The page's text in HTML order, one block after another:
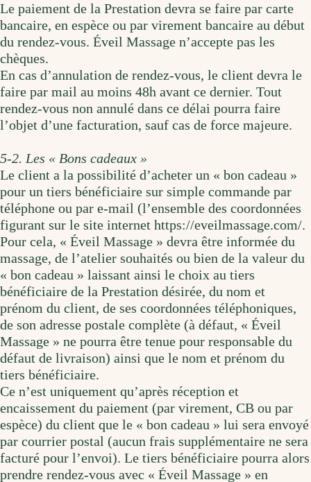
Le paiement de la Prestation devra se faire par carte
bancaire, en espèce ou par virement bancaire au début
du rendez-vous. Éveil Massage n’accepte pas les
chèques.
En cas d’annulation de rendez-vous, le client devra le
faire par mail au moins 48h avant ce dernier. Tout
rendez-vous non annulé dans ce délai pourra faire
l’objet d’une facturation, sauf cas de force majeure.
5-2. Les « Bons cadeaux »
Le client a la possibilité d’acheter un « bon cadeau »
pour un tiers bénéficiaire sur simple commande par
téléphone ou par e-mail (l’ensemble des coordonnées
figurant sur le site internet https://eveilmassage.com/.
Pour cela, « Éveil Massage » devra être informée du
massage, de l’atelier souhaités ou bien de la valeur du
« bon cadeau » laissant ainsi le choix au tiers
bénéficiaire de la Prestation désirée, du nom et
prénom du client, de ses coordonnées téléphoniques,
de son adresse postale complète (à défaut, « Éveil
Massage » ne pourra être tenue pour responsable du
défaut de livraison) ainsi que le nom et prénom du
tiers bénéficiaire.
Ce n’est uniquement qu’après réception et
encaissement du paiement (par virement, CB ou par
espèce) du client que le « bon cadeau » lui sera envoyé
par courrier postal (aucun frais supplémentaire ne sera
facturé pour l’envoi). Le tiers bénéficiaire pourra alors
prendre rendez-vous avec « Éveil Massage » en